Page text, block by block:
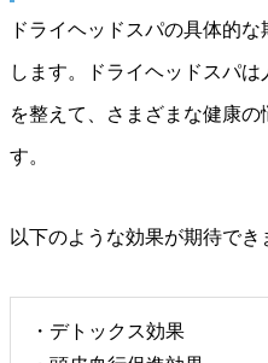
ドライヘッドスパの具体的
します。ドライヘッドスパ
を整えて、さまざまな健康
す。
以下のような効果が期待でき
・デトックス効果